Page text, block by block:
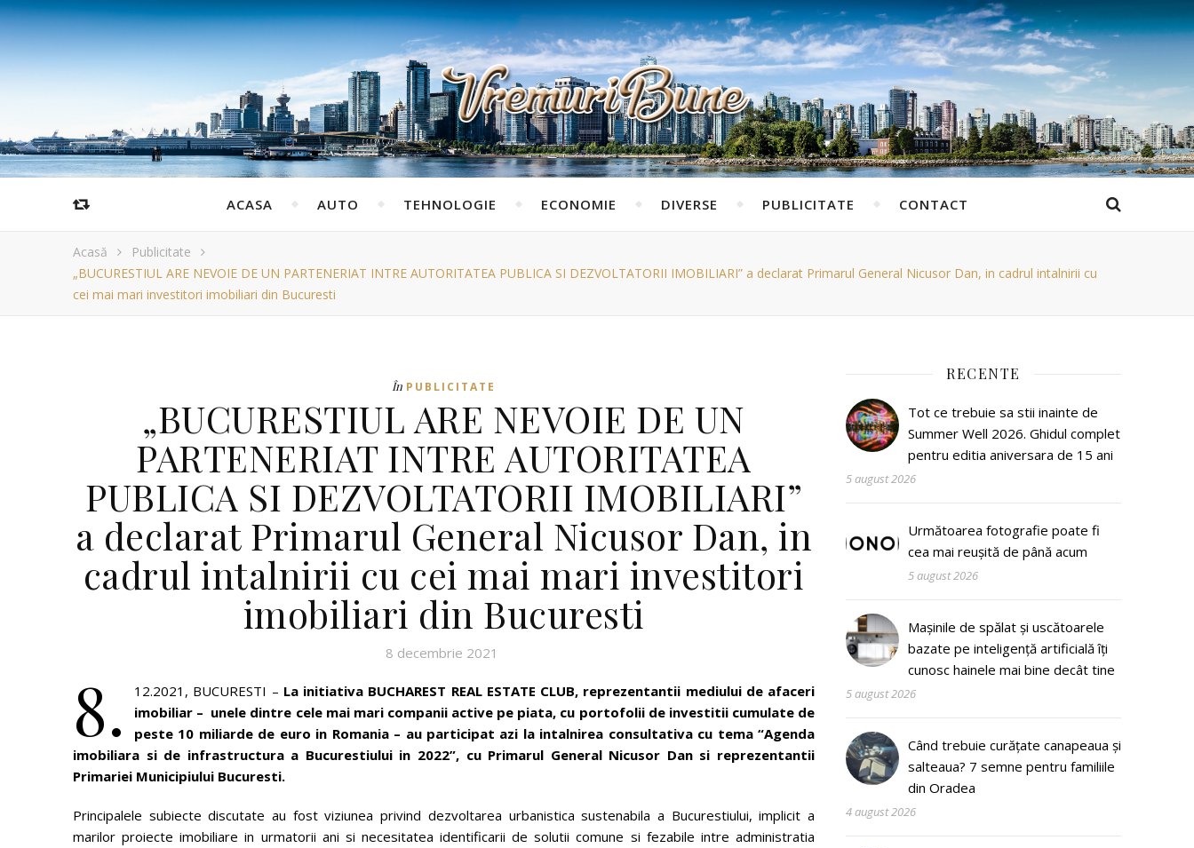
ACASA AUTO TEHNOLOGIE ECONOMIE DIVERSE PUBLICITATE CONTACT
Acasă
Publicitate
„BUCURESTIUL ARE NEVOIE DE UN PARTENERIAT INTRE AUTORITATEA PUBLICA SI DEZVOLTATORII IMOBILIARI” a declarat Primarul General Nicusor Dan, in cadrul intalnirii cu
cei mai mari investitori imobiliari din Bucuresti
În PUBLICITATE
„BUCURESTIUL ARE NEVOIE DE UN
PARTENERIAT INTRE AUTORITATEA
PUBLICA SI DEZVOLTATORII IMOBILIARI”
a declarat Primarul General Nicusor Dan, in
cadrul intalnirii cu cei mai mari investitori
imobiliari din Bucuresti
8 decembrie 2021
8. 12.2021, BUCURESTI – La initiativa BUCHAREST REAL ESTATE CLUB, reprezentantii mediului de afaceri
imobiliar – unele dintre cele mai mari companii active pe piata, cu portofolii de investitii cumulate de
peste 10 miliarde de euro in Romania – au participat azi la intalnirea consultativa cu tema “Agenda
imobiliara si de infrastructura a Bucurestiului in 2022”, cu Primarul General Nicusor Dan si reprezentantii
Primariei Municipiului Bucuresti.
Principalele subiecte discutate au fost viziunea privind dezvoltarea urbanistica sustenabila a Bucurestiului, implicit a
marilor proiecte imobiliare in urmatorii ani si necesitatea identificarii de solutii comune si fezabile intre administratia
RECENTE
Tot ce trebuie sa stii inainte de
Summer Well 2026. Ghidul complet
pentru editia aniversara de 15 ani
5 august 2026
Următoarea fotografie poate fi
cea mai reușită de până acum
5 august 2026
Mașinile de spălat și uscătoarele
bazate pe inteligență artificială îți
cunosc hainele mai bine decât tine
5 august 2026
Când trebuie curățate canapeaua și
salteaua? 7 semne pentru familiile
din Oradea
4 august 2026